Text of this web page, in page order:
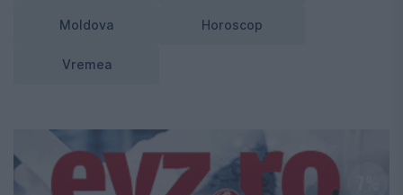
Moldova Horoscop
Vremea